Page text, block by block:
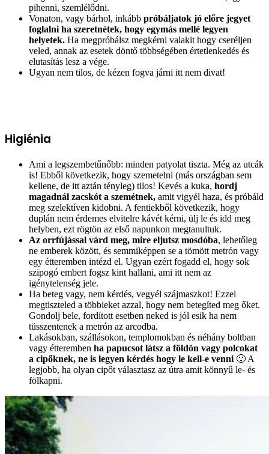
pihenni, szemlélődni.
Vonaton, vagy bárhol, inkább próbáljatok jó előre jegyet
foglalni ha szeretnétek, hogy egymás mellé legyen
helyetek. Ha megpróbálsz megkérni valakit hogy cseréljen
veled, annak az esetek döntő többségében értetlenkedés és
elutasítás lesz a vége.
Ugyan nem tilos, de kézen fogva járni itt nem divat!
Higiénia
Ami a legszembetűnőbb: minden patyolat tiszta. Még az utcák
is! Ebből következik, hogy szemetelni (más országban sem
kellene, de itt aztán tényleg) tilos! Kevés a kuka, hordj
magadnál zacskót a szemétnek, amit vigyél haza, és próbáld
meg szelektíven kidobni. A fentiekből következik, hogy
duplán nem érdemes elvitelre kávét kérni, ülj le és idd meg
helyben, ezt rögtön az első napunkon megtanultuk.
Az orrfújással várd meg, mire eljutsz mosdóba, lehetőleg
ne emberek között, és semmiképpen se a tömött metrón vagy
egy étteremben intézd el. Ugyan ezért fogadd el, hogy sok
szipogó embert fogsz kint hallani, ami itt nem az
igénytelenség jele.
Ha beteg vagy, nem kérdés, vegyél szájmaszkot! Ezzel
megtiszteled a többieket azzal, hogy nem betegíted meg őket.
Gondolj bele, fordított esetben neked is jól esik ha nem
tüsszentenek a metrón az arcodba.
Lakásokban, szállásokon, templomokban és néhány boltban
vagy étteremben ha papucsot látsz a földön vagy polcokat
a cipőknek, ne is legyen kérdés hogy le kell-e venni 🙂 A
legjobb, ha olyan cipőt választasz az útra amit könnyű le- és
fölkapni.